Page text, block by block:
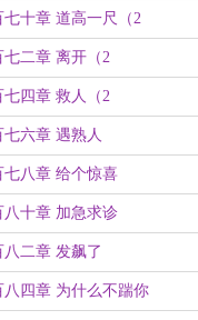
七十章 道高一尺（2
七二章 离开（2
七四章 救人（2
七六章 遇熟人
七八章 给个惊喜
八十章 加急求诊
八二章 发飙了
八四章 为什么不踹你